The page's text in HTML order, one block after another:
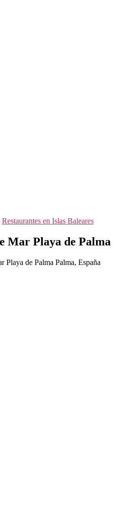
Categorías
Restaurantes en Islas Baleares
Mar Playa de Palma
Playa de Palma Palma, España